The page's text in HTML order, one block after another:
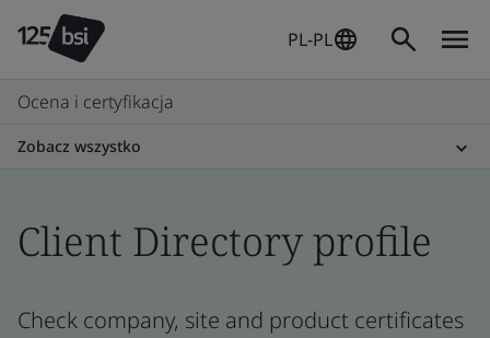
PL-PL
Ocena i certyfikacja
Zobacz wszystko
Client Directory profile
Check company, site and product certificates